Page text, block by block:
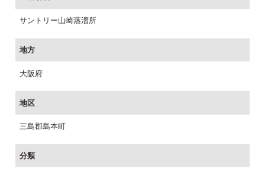
サントリー山崎蒸溜所
地方
大阪府
地区
三島郡島本町
分類